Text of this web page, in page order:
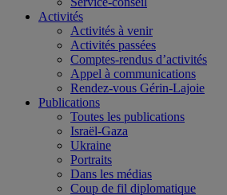
Activités
Activités à venir
Activités passées
Comptes-rendus d’activités
Appel à communications
Rendez-vous Gérin-Lajoie
Publications
Toutes les publications
Israël-Gaza
Ukraine
Portraits
Dans les médias
Coup de fil diplomatique